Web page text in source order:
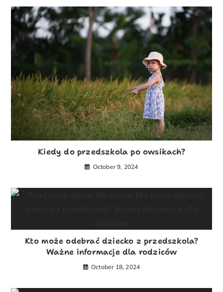
Kiedy do przedszkola po owsikach?
October 9, 2024
Kto może odebrać dziecko z przedszkola?
Ważne informacje dla rodziców
October 18, 2024